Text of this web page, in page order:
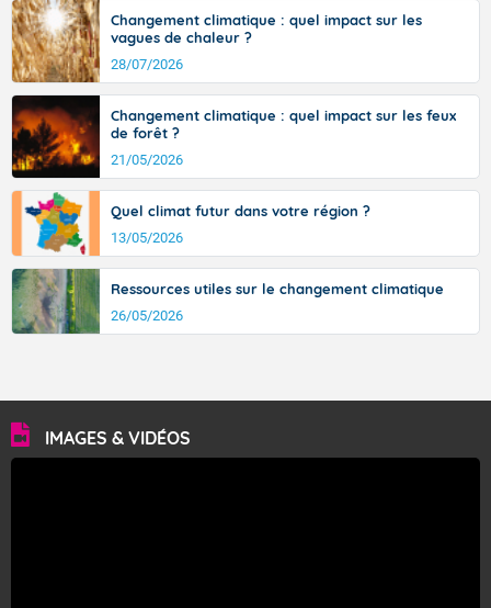
Changement climatique : quel impact sur les
vagues de chaleur ?
28/07/2026
Changement climatique : quel impact sur les feux
de forêt ?
21/05/2026
Quel climat futur dans votre région ?
13/05/2026
Ressources utiles sur le changement climatique
26/05/2026
IMAGES & VIDÉOS